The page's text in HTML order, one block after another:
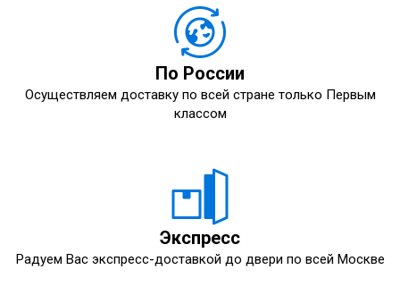
По России
Осуществляем доставку по всей стране только Первым
классом
Экспресс
Радуем Вас экспресс-доставкой до двери по всей Москве